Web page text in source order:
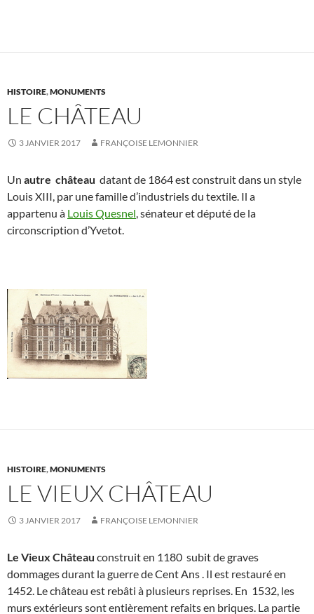
HISTOIRE,MONUMENTS
LE CHÂTEAU
3 JANVIER 2017 FRANÇOISE LEMONNIER
Un autre château datant de 1864 est construit dans un style
Louis XIII, par une famille d’industriels du textile. Il a
appartenu à Louis Quesnel , sénateur et député de la
circonscription d’Yvetot.
HISTOIRE,MONUMENTS
LE VIEUX CHÂTEAU
3 JANVIER 2017 FRANÇOISE LEMONNIER
Le Vieux Château construit en 1180 subit de graves
dommages durant la guerre de Cent Ans . Il est restauré en
1452. Le château est rebâti à plusieurs reprises. En 1532, les
murs extérieurs sont entièrement refaits en briques. La partie